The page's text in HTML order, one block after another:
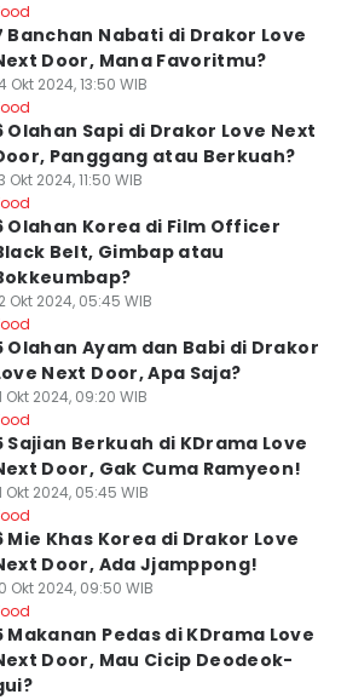
Banchan Nabati di Drakor Love
Door, Mana Favoritmu?
Okt 2024, 13:50 WIB
Olahan Sapi di Drakor Love Next
Panggang atau Berkuah?
Okt 2024, 11:50 WIB
Olahan Korea di Film Officer
Belt, Gimbap atau
Okt 2024, 05:45 WIB
Olahan Ayam dan Babi di Drakor
Next Door, Apa Saja?
Okt 2024, 09:20 WIB
Sajian Berkuah di KDrama Love
Door, Gak Cuma Ramyeon!
Okt 2024, 05:45 WIB
Mie Khas Korea di Drakor Love
Door, Ada Jjamppong!
Okt 2024, 09:50 WIB
Makanan Pedas di KDrama Love
Door, Mau Cicip Deodeok-